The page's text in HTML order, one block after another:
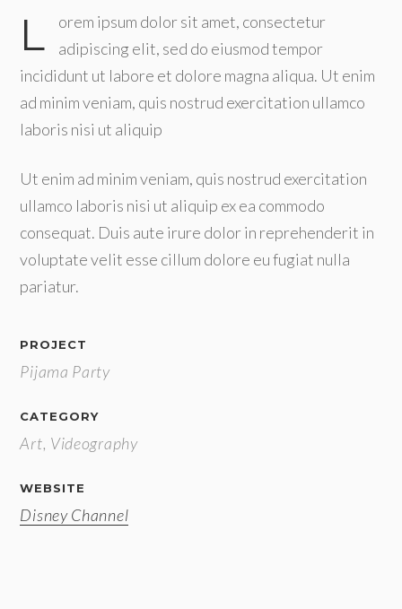
L
orem ipsum dolor sit amet, consectetur
adipiscing elit, sed do eiusmod tempor
incididunt ut labore et dolore magna aliqua. Ut enim
ad minim veniam, quis nostrud exercitation ullamco
laboris nisi ut aliquip
Ut enim ad minim veniam, quis nostrud exercitation
ullamco laboris nisi ut aliquip ex ea commodo
consequat. Duis aute irure dolor in reprehenderit in
voluptate velit esse cillum dolore eu fugiat nulla
pariatur.
PROJECT
Pijama Party
CATEGORY
Art, Videography
WEBSITE
Disney Channel